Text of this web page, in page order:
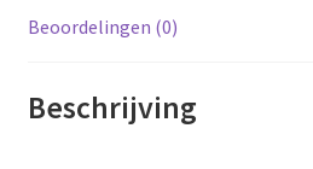
Beoordelingen (0)
Beschrijving